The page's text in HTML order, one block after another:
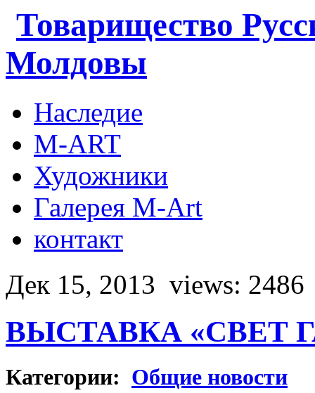
Товарищество
Молдовы
Наследие
M-ART
Художники
Галерея M-Art
контакт
Дек 15, 2013 views: 2486
ВЫСТАВКА «СВЕТ
Категории: Общие новости